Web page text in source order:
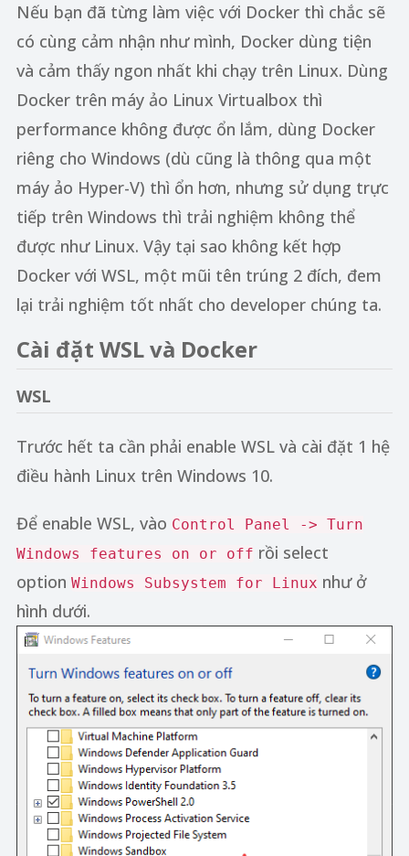
Nếu bạn đã từng làm việc với Docker thì chắc sẽ
có cùng cảm nhận như mình, Docker dùng tiện
và cảm thấy ngon nhất khi chạy trên Linux. Dùng
Docker trên máy ảo Linux Virtualbox thì
performance không được ổn lắm, dùng Docker
riêng cho Windows (dù cũng là thông qua một
máy ảo Hyper-V) thì ổn hơn, nhưng sử dụng trực
tiếp trên Windows thì trải nghiệm không thể
được như Linux. Vậy tại sao không kết hợp
Docker với WSL, một mũi tên trúng 2 đích, đem
lại trải nghiệm tốt nhất cho developer chúng ta.
Cài đặt WSL và Docker
WSL
Trước hết ta cần phải enable WSL và cài đặt 1 hệ
điều hành Linux trên Windows 10.
Để enable WSL, vào Control Panel -> Turn
Windows features on or off rồi select
option Windows Subsystem for Linux như ở
hình dưới.